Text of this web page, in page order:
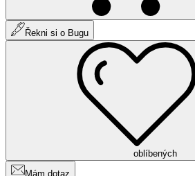
Řekni si o Bugu
oblíbených
Mám dotaz